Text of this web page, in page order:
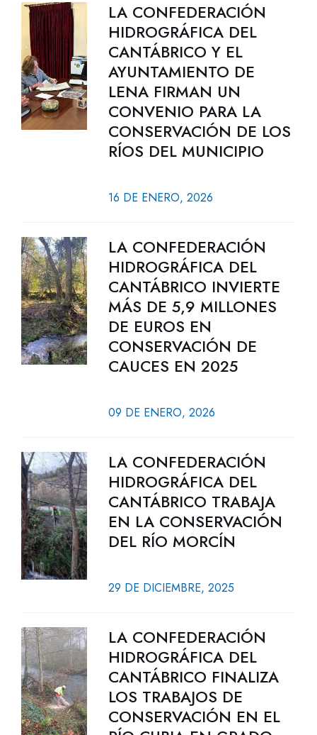
LA CONFEDERACIÓN
HIDROGRÁFICA DEL
CANTÁBRICO Y EL
AYUNTAMIENTO DE
LENA FIRMAN UN
CONVENIO PARA LA
CONSERVACIÓN DE LOS
RÍOS DEL MUNICIPIO
16 DE ENERO, 2026
LA CONFEDERACIÓN
HIDROGRÁFICA DEL
CANTÁBRICO INVIERTE
MÁS DE 5,9 MILLONES
DE EUROS EN
CONSERVACIÓN DE
CAUCES EN 2025
09 DE ENERO, 2026
LA CONFEDERACIÓN
HIDROGRÁFICA DEL
CANTÁBRICO TRABAJA
EN LA CONSERVACIÓN
DEL RÍO MORCÍN
29 DE DICIEMBRE, 2025
LA CONFEDERACIÓN
HIDROGRÁFICA DEL
CANTÁBRICO FINALIZA
LOS TRABAJOS DE
CONSERVACIÓN EN EL